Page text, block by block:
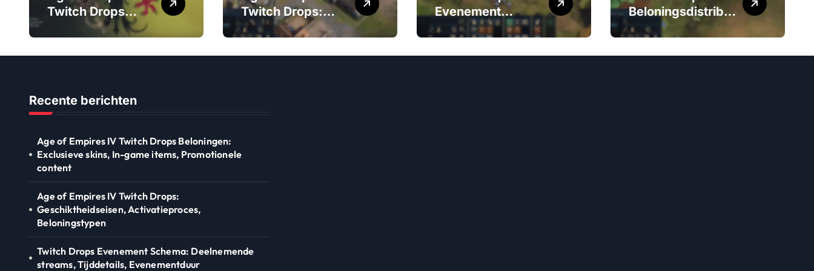
n
a
i
o
n
Twitch Drops
Beloningen:
In-game items,
Twitch Drops:
Geschiktheidseis
Activatieproces,
Evenement
Schema:
streams,
Beloningsdistribut
ie:
Voorraadbeheer,
Recente berichten
Age of Empires IV Twitch Drops Beloningen:
Exclusieve skins, In-game items, Promotionele
content
Age of Empires IV Twitch Drops:
Geschiktheidseisen, Activatieproces,
Beloningstypen
Twitch Drops Evenement Schema: Deelnemende
streams, Tijddetails, Evenementduur